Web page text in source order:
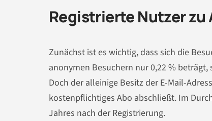
Registrierte Nutzer
Zunächst ist es wichtig, dass sich die
anonymen Besuchern nur 0,22 %
Doch der alleinige Besitz der E-Mail-
kostenpflichtiges Abo abschließt. Im
Jahres nach der Registrierung.